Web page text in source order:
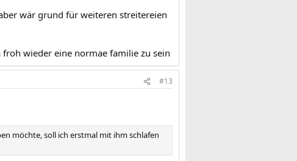
wär grund für weiteren streitereien
wieder eine normae familie zu sein
#13
möchte, soll ich erstmal mit ihm schlafen